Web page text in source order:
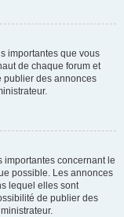
importantes que vous
de chaque forum et
publier des annonces
importantes concernant le
possible. Les annonces
lequel elles sont
de publier des